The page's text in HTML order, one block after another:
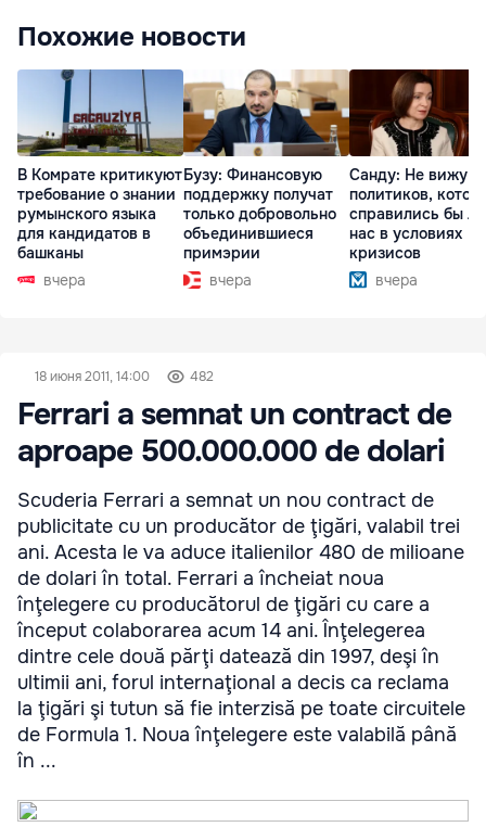
Похожие новости
В Комрате критикуют
требование о знании
румынского языка
для кандидатов в
башканы
вчера
Бузу: Финансовую
поддержку получат
только добровольно
объединившиеся
примэрии
вчера
Санду: Не вижу
политиков,
справились бы
нас в условиях
кризисов
вчера
18 июня 2011, 14:00 482
Ferrari a semnat un contract de
aproape 500.000.000 de dolari
Scuderia Ferrari a semnat un nou contract de
publicitate cu un producător de ţigări, valabil trei
ani. Acesta le va aduce italienilor 480 de milioane
de dolari în total. Ferrari a încheiat noua
înţelegere cu producătorul de ţigări cu care a
început colaborarea acum 14 ani. Înţelegerea
dintre cele două părţi datează din 1997, deşi în
ultimii ani, forul internaţional a decis ca reclama
la ţigări şi tutun să fie interzisă pe toate circuitele
de Formula 1. Noua înţelegere este valabilă până
în ...